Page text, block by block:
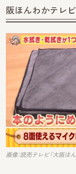
阪ほんわかテレ
画像：読売テレビ『大阪ほ